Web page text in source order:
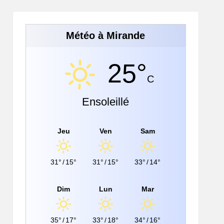
Météo à Mirande
25°C
Ensoleillé
Jeu
31° /15°
Ven
31° /15°
Sam
33° /14°
Dim
35° /17°
Lun
33° /18°
Mar
34° /16°